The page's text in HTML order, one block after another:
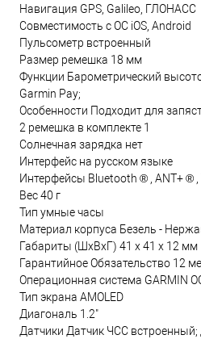
Навигация GPS, Galileo, ГЛОНАСC
Совместимость с ОС iOS, Android
Пульсометр встроенный
Размер ремешка 18 мм
Функции Барометрический
Garmin Pay;
Особенности Подходит для
2 ремешка в комплекте 1
Солнечная зарядка нет
Интерфейс на русском языке
Интерфейсы Bluetooth ® , ANT+ ® ,
Вес 40 г
Тип умные часы
Материал корпуса Безель -
Габариты (ШхВхГ) 41 х 41 х 12 мм
Гарантийное Обязательство 12
Операционная система GARMIN
Тип экрана AMOLED
Диагональ 1.2"
Датчики Датчик ЧСС встроенный;